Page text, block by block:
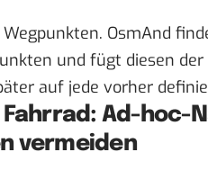
OsmAnd
und fügt diesen
auf jede vorher
Ad-hoc-
vermeiden